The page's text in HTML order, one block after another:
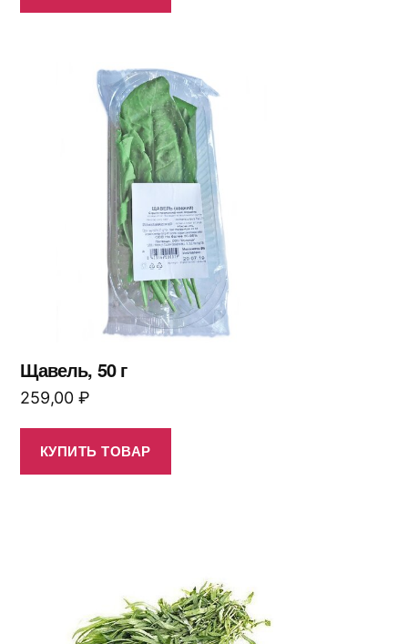
Щавель, 50 г
259,00 ₽
КУПИТЬ ТОВАР